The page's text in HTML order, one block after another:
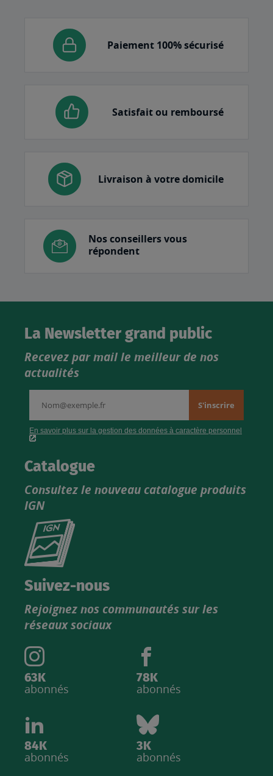
Paiement 100% sécurisé
Satisfait ou remboursé
Livraison à votre domicile
Nos conseillers vous
répondent
La Newsletter grand public
Recevez par mail le meilleur de nos
actualités
Catalogue
Consultez le nouveau catalogue produits
IGN
Consultez
catalogue
Suivez-nous
Rejoignez nos communautés sur les
réseaux sociaux
63K
abonnés
78K
abonnés
84K
abonnés
3K
abonnés